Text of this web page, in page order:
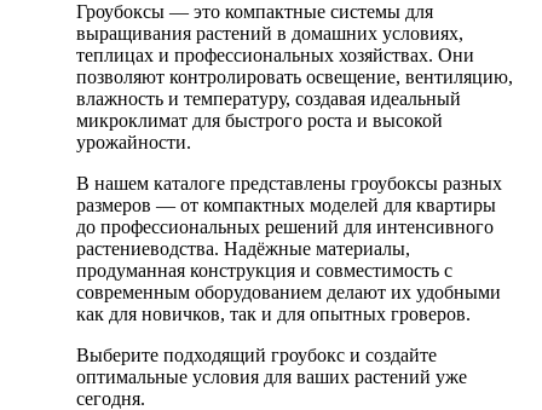
Гроубоксы — это компактные системы для
выращивания растений в домашних условиях,
теплицах и профессиональных хозяйствах. Они
позволяют контролировать освещение, вентиляцию,
влажность и температуру, создавая идеальный
микроклимат для быстрого роста и высокой
урожайности.
В нашем каталоге представлены гроубоксы разных
размеров — от компактных моделей для квартиры
до профессиональных решений для интенсивного
растениеводства. Надёжные материалы,
продуманная конструкция и совместимость с
современным оборудованием делают их удобными
как для новичков, так и для опытных гроверов.
Выберите подходящий гроубокс и создайте
оптимальные условия для ваших растений уже
сегодня.